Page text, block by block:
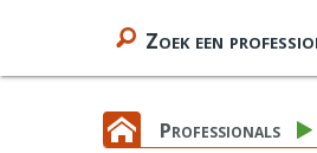
Zoek een
Professionals